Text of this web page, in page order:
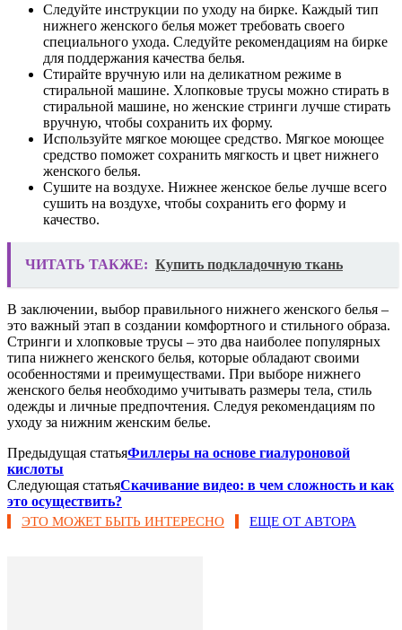
Следуйте инструкции по уходу на бирке. Каждый тип
нижнего женского белья может требовать своего
специального ухода. Следуйте рекомендациям на бирке
для поддержания качества белья.
Стирайте вручную или на деликатном режиме в
стиральной машине. Хлопковые трусы можно стирать в
стиральной машине, но женские стринги лучше стирать
вручную, чтобы сохранить их форму.
Используйте мягкое моющее средство. Мягкое моющее
средство поможет сохранить мягкость и цвет нижнего
женского белья.
Сушите на воздухе. Нижнее женское белье лучше всего
сушить на воздухе, чтобы сохранить его форму и
качество.
ЧИТАТЬ ТАКЖЕ: Купить подкладочную ткань
В заключении, выбор правильного нижнего женского белья –
это важный этап в создании комфортного и стильного образа.
Стринги и хлопковые трусы – это два наиболее популярных
типа нижнего женского белья, которые обладают своими
особенностями и преимуществами. При выборе нижнего
женского белья необходимо учитывать размеры тела, стиль
одежды и личные предпочтения. Следуя рекомендациям по
уходу за нижним женским белье.
Предыдущая статьяФиллеры на основе гиалуроновой
кислоты
Следующая статьяСкачивание видео: в чем сложность и как
это осуществить?
ЭТО МОЖЕТ БЫТЬ ИНТЕРЕСНО ЕЩЕ ОТ АВТОРА